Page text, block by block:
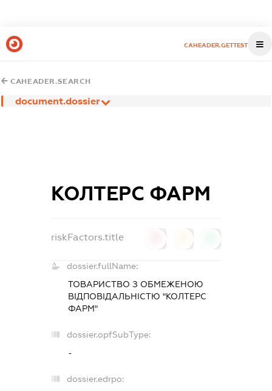
CAHEADER.GETTEST
CAHEADER.SEARCH
document.dossier
КОЛТЕРС ФАРМ
riskFactors.title
dossier.fullName:
ТОВАРИСТВО З ОБМЕЖЕНОЮ
ВІДПОВІДАЛЬНІСТЮ "КОЛТЕРС
ФАРМ"
dossier.opfSubType:
-
dossier.edrpo: